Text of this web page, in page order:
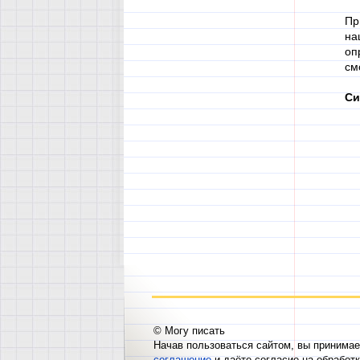
© Могу писать
Начав пользоваться сайтом, вы